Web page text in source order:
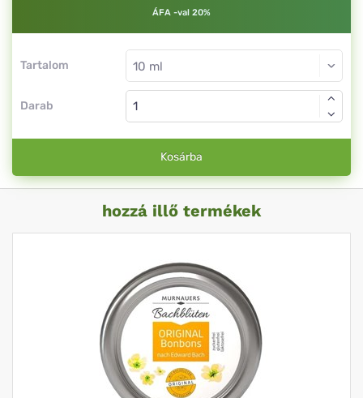
ÁFA -val 20%
Tartalom
Darab
Kosárba
hozzá illő termékek